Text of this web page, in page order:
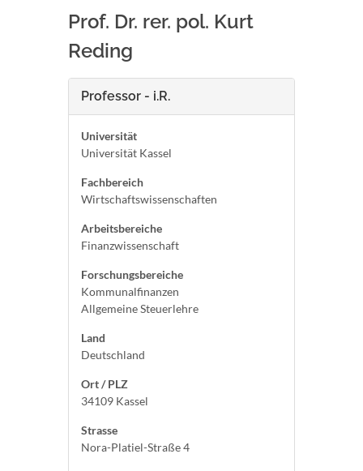
Prof. Dr. rer. pol. Kurt
Reding
Professor - i.R.
Universität
Universität Kassel
Fachbereich
Wirtschaftswissenschaften
Arbeitsbereiche
Finanzwissenschaft
Forschungsbereiche
Kommunalfinanzen
Allgemeine Steuerlehre
Land
Deutschland
Ort / PLZ
34109 Kassel
Strasse
Nora-Platiel-Straße 4